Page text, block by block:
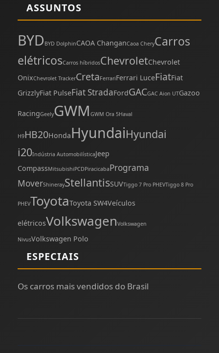
ASSUNTOS
BYD BYD DolphinCAOA ChanganCaoa CheryCarros
elétricosCarros híbridosChevroletChevrolet
OnixChevrolet TrackerCretaFerrariFerrari LuceFiatFiat
GrizzlyFiat PulseFiat StradaFordGACGAC Aion UTGazoo
RacingGeelyGWM GWM Ora 5Haval
H9HB20HondaHyundaiHyundai
i20Indústria AutomobilísticaJeep
CompassMitsubishiPCDPiracicabaPrograma
MoverShinerayStellantisSUVTiggo 7 Pro PHEVTiggo 8 Pro
PHEVToyotaToyota SW4Veículos
elétricosVolkswagenVolkswagen
NivusVolkswagen Polo
ESPECIAIS
Os carros mais vendidos do Brasil